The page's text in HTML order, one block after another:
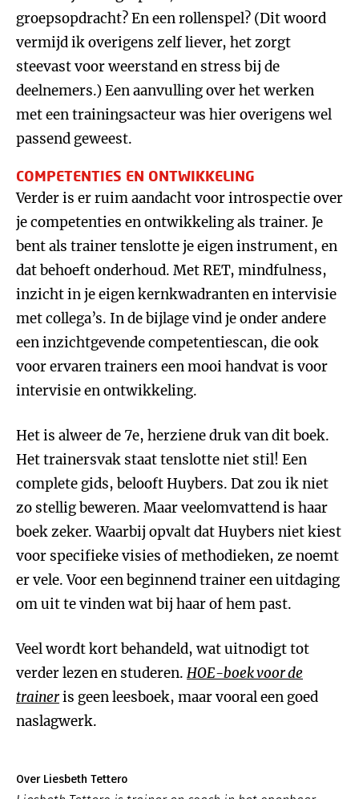
groepsopdracht? En een rollenspel? (Dit woord
vermijd ik overigens zelf liever, het zorgt
steevast voor weerstand en stress bij de
deelnemers.) Een aanvulling over het werken
met een trainingsacteur was hier overigens wel
passend geweest.
COMPETENTIES EN ONTWIKKELING
Verder is er ruim aandacht voor introspectie over
je competenties en ontwikkeling als trainer. Je
bent als trainer tenslotte je eigen instrument, en
dat behoeft onderhoud. Met RET, mindfulness,
inzicht in je eigen kernkwadranten en intervisie
met collega’s. In de bijlage vind je onder andere
een inzichtgevende competentiescan, die ook
voor ervaren trainers een mooi handvat is voor
intervisie en ontwikkeling.
Het is alweer de 7e, herziene druk van dit boek.
Het trainersvak staat tenslotte niet stil! Een
complete gids, belooft Huybers. Dat zou ik niet
zo stellig beweren. Maar veelomvattend is haar
boek zeker. Waarbij opvalt dat Huybers niet kiest
voor specifieke visies of methodieken, ze noemt
er vele. Voor een beginnend trainer een uitdaging
om uit te vinden wat bij haar of hem past.
Veel wordt kort behandeld, wat uitnodigt tot
verder lezen en studeren. HOE-boek voor de
traineris geen leesboek, maar vooral een goed
naslagwerk.
Over Liesbeth Tettero